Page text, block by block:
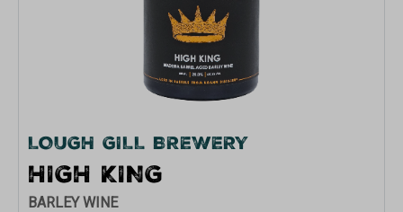
LOUGH GILL BREWERY
HIGH KING
BARLEY WINE